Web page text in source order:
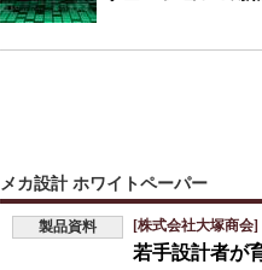
メカ設計 ホワイトペーパー
製品資料 [株式会社大塚商会]
若手設計者が